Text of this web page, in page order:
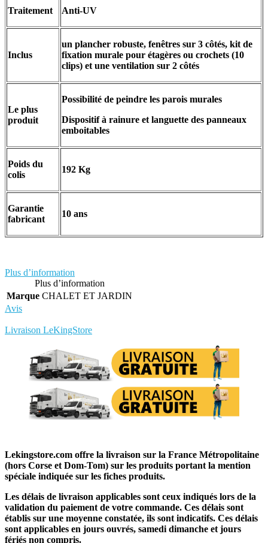
Traitement Anti-UV
Inclus
un plancher robuste, fenêtres sur 3 côtés, kit de
fixation murale pour étagères ou crochets (10
clips) et une ventilation sur 2 côtés
Le plus
produit
Possibilité de peindre les parois murales
Dispositif à rainure et languette des panneaux
emboitables
Poids du
colis
192 Kg
Garantie
fabricant
10 ans
Plus d’information
Plus d’information
Marque CHALET ET JARDIN
Avis
Livraison LeKingStore
Lekingstore.com offre la livraison sur la France Métropolitaine
(hors Corse et Dom-Tom) sur les produits portant la mention
spéciale indiquée sur les fiches produits.
Les délais de livraison applicables sont ceux indiqués lors de la
validation du paiement de votre commande. Ces délais sont
établis sur une moyenne constatée, ils sont indicatifs. Ces délais
sont applicables en jours ouvrés, samedi dimanche et jours
fériés non compris.